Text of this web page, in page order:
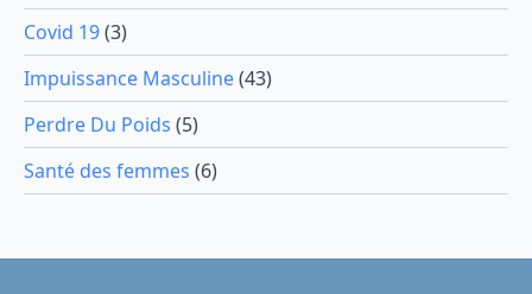
Covid 19(3)
Impuissance Masculine(43)
Perdre Du Poids (5)
Santé des femmes (6)